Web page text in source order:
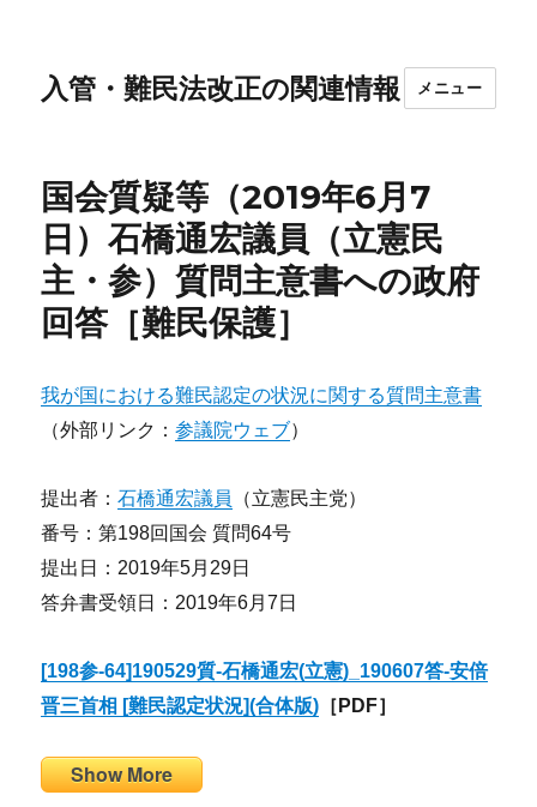
入管・難民法改正の関連情報 メニュー
国会質疑等（2019年6月7
日）石橋通宏議員（立憲民
主・参）質問主意書への政府
回答［難民保護］
我が国における難民認定の状況に関する質問主意書
（外部リンク：参議院ウェブ）
提出者：石橋通宏議員
（立憲民主党）
番号：第198回国会 質問64号
提出日：2019年5月29日
答弁書受領日：2019年6月7日
[198参-64]190529質-石橋通宏(立憲)_190607答-安倍
晋三首相 [難民認定状況](合体版) ［PDF］
Show More